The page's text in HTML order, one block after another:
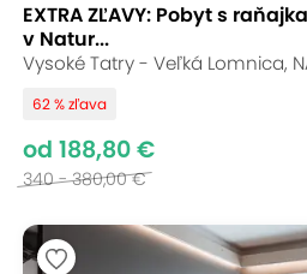
EXTRA ZĽAVY: Pobyt s
v Natur...
Vysoké Tatry - Veľká Lomnica,
62 % zľava
od 188,80 €
340 - 380,00 €